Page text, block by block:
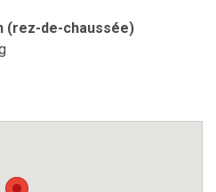
(rez-de-chaussée)